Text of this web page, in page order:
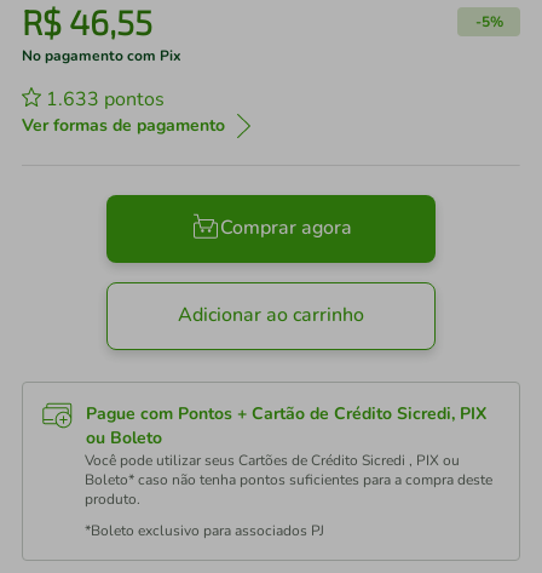
R$ 46,55 -5%
No pagamento com Pix
1.633 pontos
Ver formas de pagamento
Comprar agora
Adicionar ao carrinho
Pague com Pontos + Cartão de Crédito Sicredi, PIX
ou Boleto
Você pode utilizar seus Cartões de Crédito Sicredi , PIX ou
Boleto* caso não tenha pontos suficientes para a compra deste
produto.
*Boleto exclusivo para associados PJ